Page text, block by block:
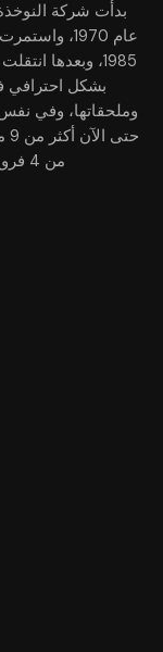
بدأت شركة
عام 1970،
1985، وبعدها
بشكل احترافي
وملحقاتها، وفي
من 4 فروع نشطة في سلطنة عمان مسقط.